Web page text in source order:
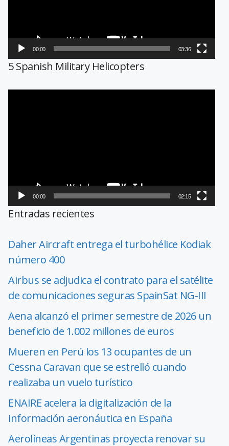
00:00 03:36
5 Spanish Military Helicopters
00:00 02:15
Entradas recientes
Daher Aircraft entrega el turbohélice Kodiak
número 400
Airbus se adjudica el contrato para el satélite
de comunicaciones seguras SpainSat NG-III
Aena alcanzó el primer semestre de 2026 un
beneficio de 1.002 millones de euros
Mueren en Perú los 13 ocupantes de un
Cessna Caravan que se estrelló cuando
realizaba un vuelo turístico
ENAIRE acelera la digitalización de la
información aeronáutica en España
Aerolíneas Argentinas proyecta renovar su